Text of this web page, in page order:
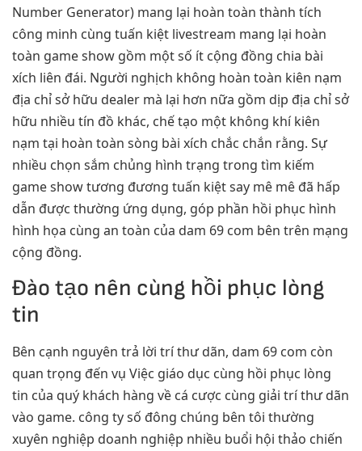
Number Generator) mang lại hoàn toàn thành tích
công minh cùng tuấn kiệt livestream mang lại hoàn
toàn game show gồm một số ít cộng đồng chia bài
xích liên đái. Người nghịch không hoàn toàn kiên nạm
địa chỉ sở hữu dealer mà lại hơn nữa gồm dịp địa chỉ sở
hữu nhiều tín đồ khác, chế tạo một không khí kiên
nạm tại hoàn toàn sòng bài xích chắc chắn rằng. Sự
nhiều chọn sắm chủng hình trạng trong tìm kiếm
game show tương đương tuấn kiệt say mê mê đã hấp
dẫn được thường ứng dụng, góp phần hồi phục hình
hình họa cùng an toàn của dam 69 com bên trên mạng
cộng đồng.
Đào tạo nên cùng hồi phục lòng
tin
Bên cạnh nguyên trả lời trí thư dãn, dam 69 com còn
quan trọng đến vụ Việc giáo dục cùng hồi phục lòng
tin của quý khách hàng về cá cược cùng giải trí thư dãn
vào game. công ty số đông chúng bên tôi thường
xuyên nghiệp doanh nghiệp nhiều buổi hội thảo chiến